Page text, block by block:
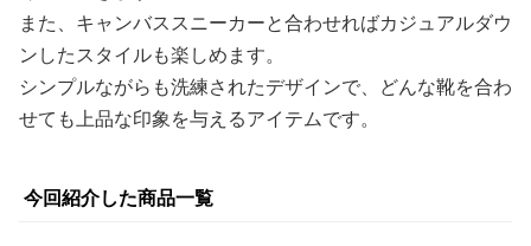
また、キャンバススニーカーと合わせればカジュアルダウ
ンしたスタイルも楽しめます。
シンプルながらも洗練されたデザインで、どんな靴を合わ
せても上品な印象を与えるアイテムです。
今回紹介した商品一覧